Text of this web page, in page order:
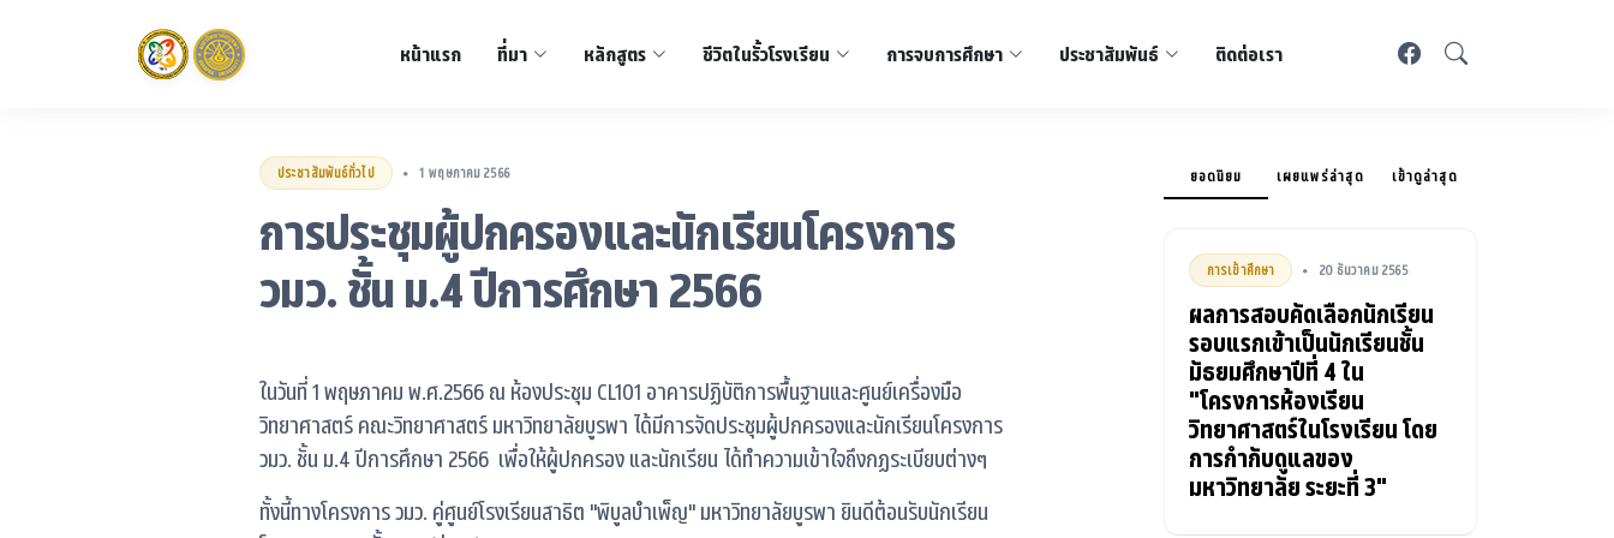
หน้าแรก ที่มา หลักสูตร ชีวิตในรั้วโรงเรียน การจบการศึกษา ประชาสัมพันธ์ ติดต่อเรา
ประชาสัมพันธ์ทั่วไป • 1 พฤษภาคม 2566
การประชุมผู้ปกครองและนักเรียนโครงการ
วมว. ชั้น ม.4 ปีการศึกษา 2566
ในวันที่ 1 พฤษภาคม พ.ศ.2566 ณ ห้องประชุม CL101 อาคารปฏิบัติการพื้นฐานและศูนย์เครื่องมือ
วิทยาศาสตร์ คณะวิทยาศาสตร์ มหาวิทยาลัยบูรพา ได้มีการจัดประชุมผู้ปกครองและนักเรียนโครงการ
วมว. ชั้น ม.4 ปีการศึกษา 2566 เพื่อให้ผู้ปกครอง และนักเรียน ได้ทำความเข้าใจถึงกฏระเบียบต่างๆ
ทั้งนี้ทางโครงการ วมว. คู่ศูนย์โรงเรียนสาธิต "พิบูลบำเพ็ญ" มหาวิทยาลัยบูรพา ยินดีต้อนรับนักเรียน
ยอดนิยม เผยแพร่ล่าสุด เข้าดูล่าสุด
การเข้าศึกษา • 20 ธันวาคม 2565
ผลการสอบคัดเลือกนักเรียน
รอบแรกเข้าเป็นนักเรียนชั้น
มัธยมศึกษาปีที่ 4 ใน
"โครงการห้องเรียน
วิทยาศาสตร์ในโรงเรียน โดย
การกำกับดูแลของ
มหาวิทยาลัย ระยะที่ 3"